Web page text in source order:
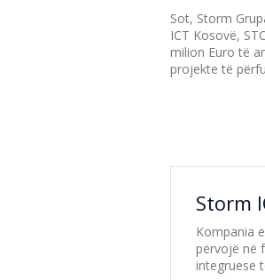
Sot, Storm
ICT Kosovë,
milion Euro të
projekte të
Storm
Kompania
përvojë në
integruese